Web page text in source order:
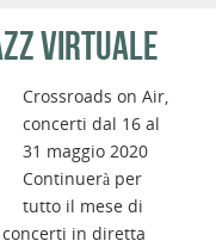
VIRTUALE
Crossroads on Air,
concerti dal 16 al
31 maggio 2020
Continuerà per
tutto il mese di
in diretta